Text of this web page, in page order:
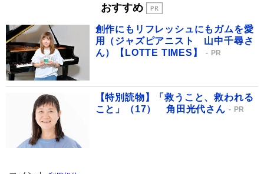
おすすめ
創作にもリフレッシュにもガムを愛
用（ジャズピアニスト 山中千尋さ
ん）【LOTTE TIMES】
PR
【特別読物】「救うこと、救われる
こと」（17） 角田光代さん
PR